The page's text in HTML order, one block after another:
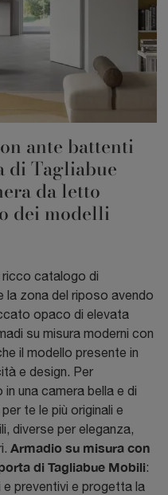
ante battenti
di Tagliabue
da letto
dei modelli
ricco catalogo di
la zona del riposo avendo
opaco di elevata
su misura moderni con
il modello presente in
e design. Per
una camera bella e di
te le più originali e
diverse per eleganza,
Armadio su misura con
di Tagliabue Mobili:
preventivi e progetta la